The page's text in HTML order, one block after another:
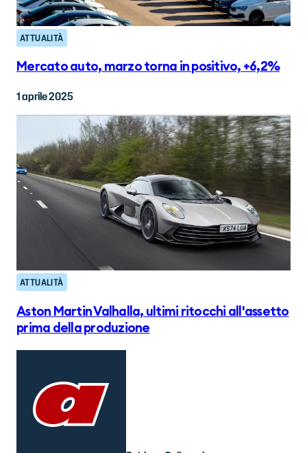
ATTUALITÀ
Mercato auto, marzo torna in positivo, +6,2%
1 aprile 2025
ATTUALITÀ
Aston Martin Valhalla, ultimi ritocchi all'assetto
prima della produzione